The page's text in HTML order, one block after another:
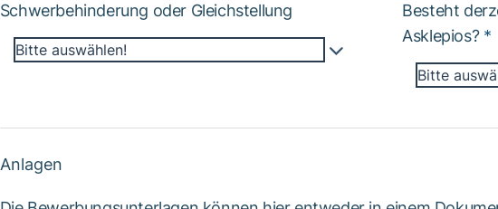
Schwerbehinderung oder Gleichstellung
Bitte auswählen!
Besteht
Asklepios? *
Bitte
Anlagen